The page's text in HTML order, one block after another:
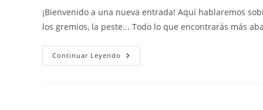
la
entrada:
entrada:
la
entrada:
¡Bienvenido a una nueva entrada! Aquí hablaremos
los gremios, la peste... Todo lo que encontrarás más
Continuar Leyendo Historia:
Europa